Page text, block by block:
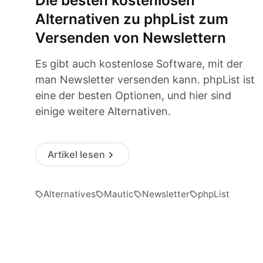
Alternativen zu phpList zum
Versenden von Newslettern
Es gibt auch kostenlose Software, mit der
man Newsletter versenden kann. phpList ist
eine der besten Optionen, und hier sind
einige weitere Alternativen.
Artikel lesen
Alternatives Mautic Newsletter phpList